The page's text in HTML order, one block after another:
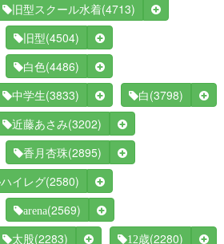
旧型スクール水着(4713)
旧型(4504)
白色(4486)
中学生(3833) 白 (3798)
近藤あさみ(3202)
香月杏珠(2895)
ハイレグ(2580)
arena(2569)
太股(2283) 12歳(2280)